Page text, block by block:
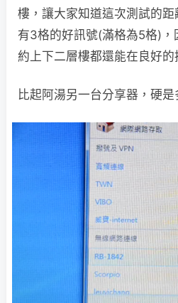
樓，讓大家知道這次測試的
有3格的好訊號(滿格為5格)
約上下二層樓都還能在良好的
比起阿湯另一台分享器，硬是